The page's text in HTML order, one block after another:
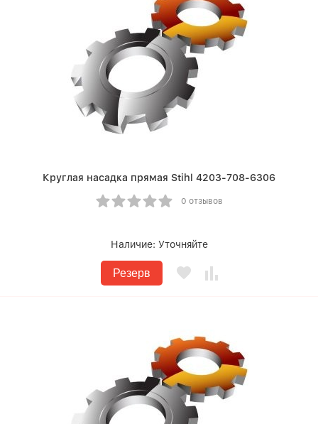
Круглая насадка прямая Stihl 4203-708-6306
0 отзывов
Наличие: Уточняйте
Резерв